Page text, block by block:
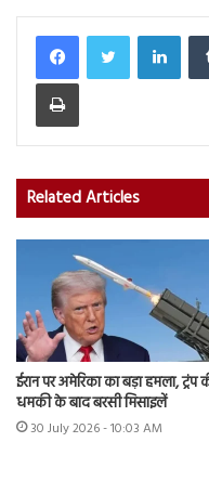
Print
Related Articles
ईरान पर अमेरिका का बड़ा हमला, ट्रंप
धमकी के बाद बरसी मिसाइलें
30 July 2026 - 10:03 AM